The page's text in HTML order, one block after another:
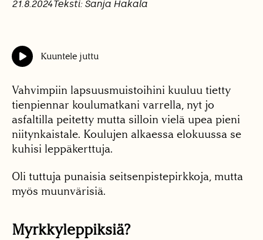
21.8.2024Teksti: Sanja Hakala
Kuuntele juttu
Vahvimpiin lapsuusmuistoihini kuuluu tietty
tienpiennar koulumatkani varrella, nyt jo
asfaltilla peitetty mutta silloin vielä upea pieni
niitynkaistale. Koulujen alkaessa elokuussa se
kuhisi leppäkerttuja.
Oli tuttuja punaisia seitsenpistepirkkoja, mutta
myös muunvärisiä.
Myrkkyleppiksiä?